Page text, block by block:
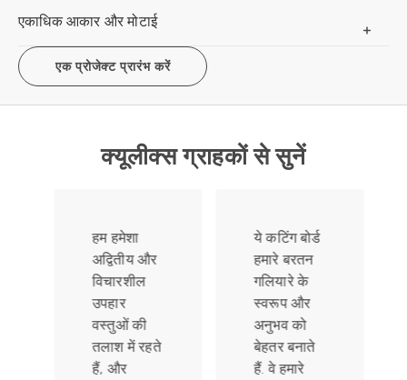
एकाधिक आकार और मोटाई
एक प्रोजेक्ट प्रारंभ करें
क्यूलीक्स ग्राहकों से सुनें
हम हमेशा
अद्वितीय और
विचारशील
उपहार
वस्तुओं की
तलाश में रहते
हैं, और
ये कटिंग बोर्ड
हमारे बरतन
गलियारे के
स्वरूप और
अनुभव को
बेहतर बनाते
हैं. वे हमारे